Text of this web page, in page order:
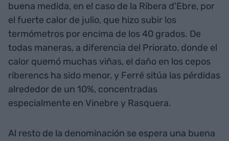
buena medida, en el caso de la Ribera d'Ebre, por
el fuerte calor de julio, que hizo subir los
termómetros por encima de los 40 grados. De
todas maneras, a diferencia del Priorato, donde el
calor quemó muchas viñas, el daño en los cepos
riberencs ha sido menor, y Ferré sitúa las pérdidas
alrededor de un 10%, concentradas
especialmente en Vinebre y Rasquera.
Al resto de la denominación se espera una buena